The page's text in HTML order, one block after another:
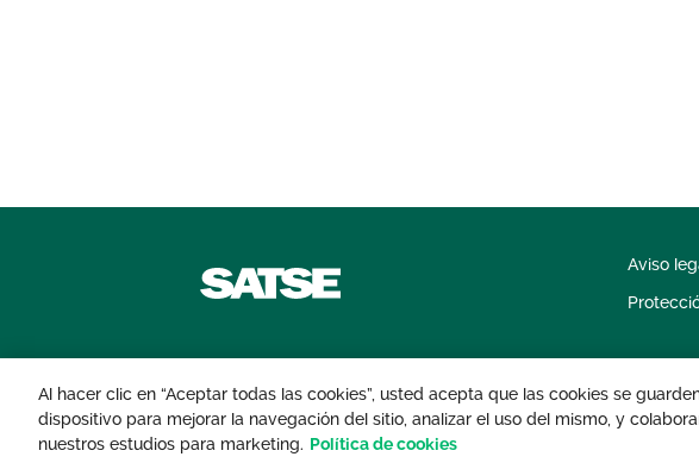
Aviso
© 2026 Sindicato de Enfermería. Todos los derechos
Al hacer clic en “Aceptar todas las cookies”, usted acepta que las cookies se
dispositivo para mejorar la navegación del sitio, analizar el uso del mismo, y
nuestros estudios para marketing. Política de cookies